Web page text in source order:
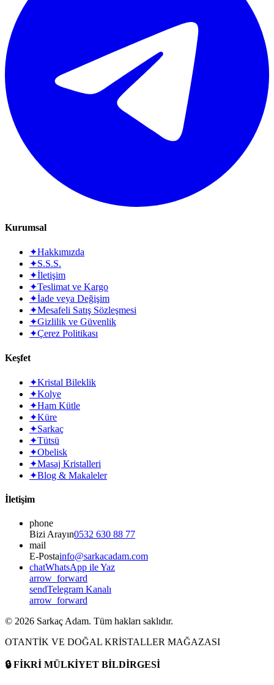
Kurumsal
✦Hakkımızda
✦S.S.S.
✦İletişim
✦Teslimat ve Kargo
✦İade veya Değişim
✦Mesafeli Satış Sözleşmesi
✦Gizlilik ve Güvenlik
✦Çerez Politikası
Keşfet
✦Kristal Bileklik
✦Kolye
✦Ham Kütle
✦Küre
✦Sarkaç
✦Tütsü
✦Obelisk
✦Masaj Kristalleri
✦Blog & Makaleler
İletişim
phone
Bizi Arayın0532 630 88 77
mail
E-Postainfo@sarkacadam.com
chatWhatsApp ile Yaz
arrow_forward
sendTelegram Kanalı
arrow_forward
© 2026 Sarkaç Adam. Tüm hakları saklıdır.
OTANTİK VE DOĞAL KRİSTALLER MAĞAZASI
🔒FİKRİ MÜLKİYET BİLDİRGESİ